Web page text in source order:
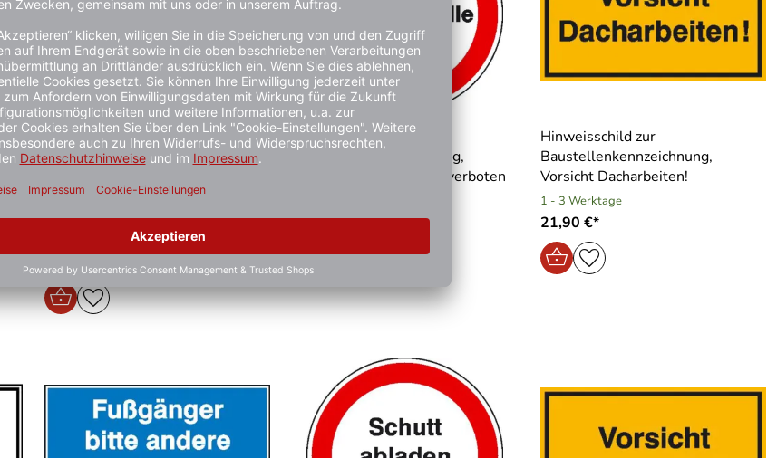
Hinweisschild zur
Baustellenkennzeichnung, Schutt
Zuwiderhandlungen werden
strafrechtlich verfolgt
18,90 €*
Hinweisschild zur
Baustellenkennzeichnung,
Betreten der Baustelle verboten
21,90 €*
Hinweisschild zur
Baustellenkennzeichnung,
Vorsicht Dacharbeiten!
1 - 3 Werktage
21,90 €*